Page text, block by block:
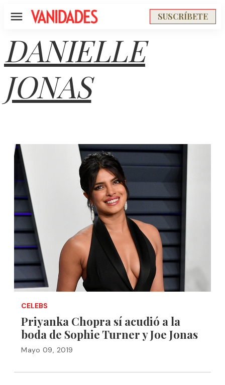
Menú SUSCRÍBETE
DANIELLE
JONAS
CELEBS
Priyanka Chopra sí acudió a la
boda de Sophie Turner y Joe Jonas
Mayo 09, 2019